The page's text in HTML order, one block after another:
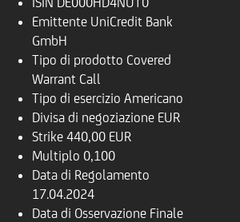
Emittente UniCredit Bank
GmbH
Tipo di prodotto Covered
Warrant Call
Tipo di esercizio Americano
Divisa di negoziazione EUR
Strike 440,00 EUR
Multiplo 0,100
Data di Regolamento
17.04.2024
Data di Osservazione Finale